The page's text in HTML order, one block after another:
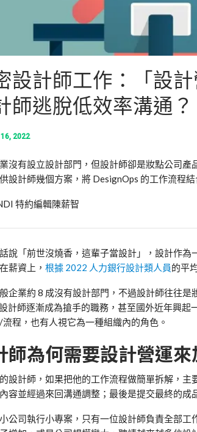
設計師工作：「設
師逃脫低效率溝通？
2022
沒有設立設計部門，但設計師卻是妝點公司產
設計師幾個方案，將 DesignOps 的工作流程
特約編輯陳薪智
說「前世沒燒香，這輩子當設計」，設計作
薪資上， 根據 2022 人力銀行設計類人員的平
企業約 8 成沒有設計部門，不過設計師往往是
計師逐漸成為搶手的職務，甚至國外近年興起
/流程，也有人視它為一種組織內的角色。
師為何需要設計營運
設計師，如果把他的工作流程做簡單拆解，主
容並經過來回溝通調整；最後是提交最終的成
公司執行小專案，只有一位設計師負責全部